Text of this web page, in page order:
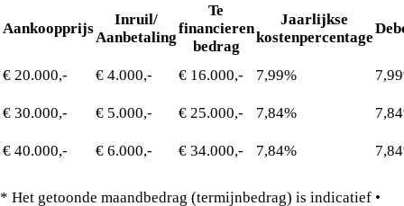
Aankoopprijs
Inruil/
Aanbetaling
Te
financieren
bedrag
Jaarlijkse
kostenpercentage
€ 20.000,- € 4.000,- € 16.000,- 7,99%
€ 30.000,- € 5.000,- € 25.000,- 7,84%
€ 40.000,- € 6.000,- € 34.000,- 7,84%
* Het getoonde maandbedrag (termijnbedrag) is indicatief •